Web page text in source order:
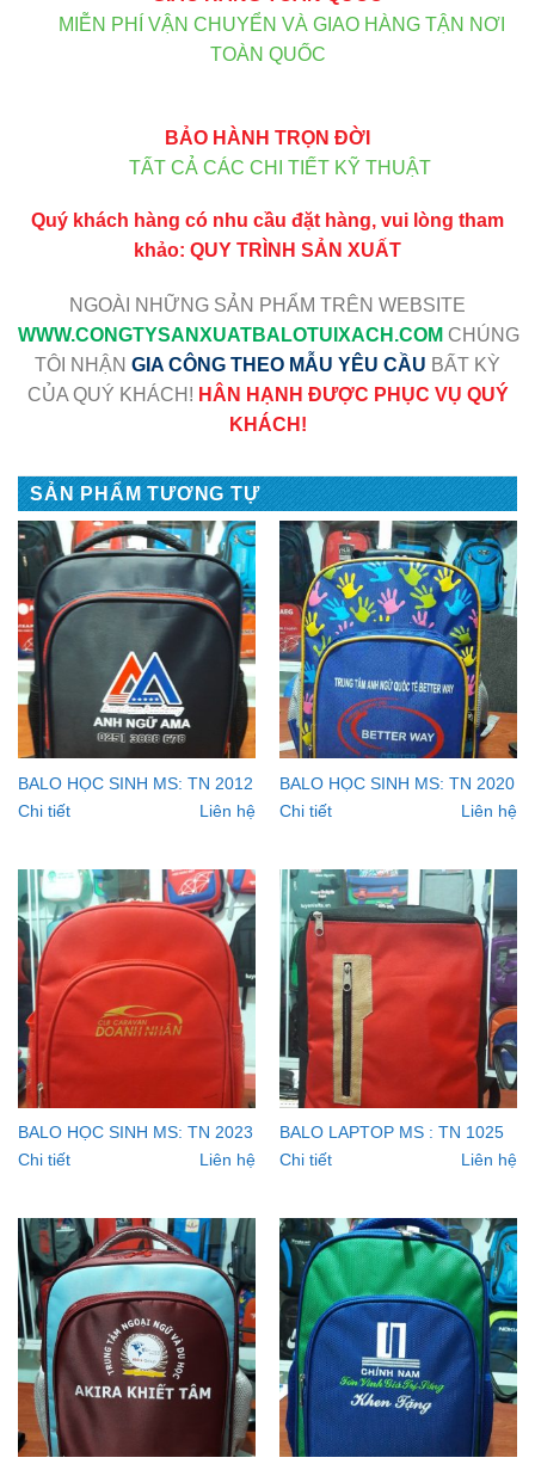
MIỄN PHÍ VẬN CHUYỂN VÀ GIAO HÀNG TẬN NƠI
TOÀN QUỐC
BẢO HÀNH TRỌN ĐỜI
TẤT CẢ CÁC CHI TIẾT KỸ THUẬT
Quý khách hàng có nhu cầu đặt hàng, vui lòng tham
khảo: QUY TRÌNH SẢN XUẤT
NGOÀI NHỮNG SẢN PHẨM TRÊN WEBSITE
WWW.CONGTYSANXUATBALOTUIXACH.COM CHÚNG
TÔI NHẬN GIA CÔNG THEO MẪU YÊU CẦU BẤT KỲ
CỦA QUÝ KHÁCH! HÂN HẠNH ĐƯỢC PHỤC VỤ QUÝ
KHÁCH!
SẢN PHẨM TƯƠNG TỰ
BALO HỌC SINH MS: TN 2012
Chi tiết
Liên hệ
BALO HỌC SINH MS: TN 2020
Chi tiết
Liên hệ
BALO HỌC SINH MS: TN 2023
Chi tiết
Liên hệ
BALO LAPTOP MS : TN 1025
Chi tiết
Liên hệ